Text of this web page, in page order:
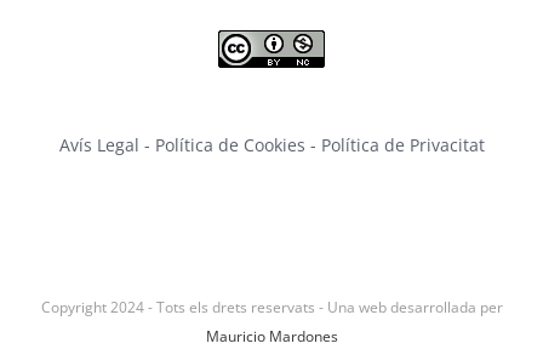
Avís Legal - Política de Cookies - Política de Privacitat
Copyright 2024 - Tots els drets reservats - Una web desarrollada per
Mauricio Mardones